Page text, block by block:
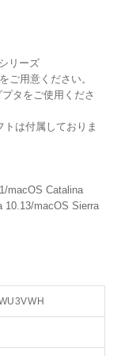
リーズ
ご用意ください。
タをご使用くださ
は付属しておりま
macOS Catalina
10.13/macOS Sierra